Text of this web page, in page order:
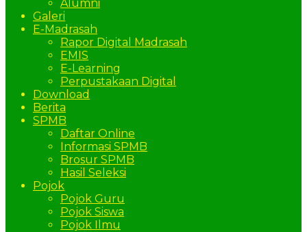
Alumni
Galeri
E-Madrasah
Rapor Digital Madrasah
EMIS
E-Learning
Perpustakaan Digital
Download
Berita
SPMB
Daftar Online
Informasi SPMB
Brosur SPMB
Hasil Seleksi
Pojok
Pojok Guru
Pojok Siswa
Pojok Ilmu